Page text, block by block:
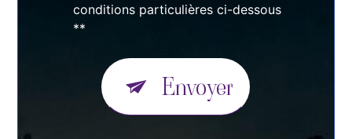
conditions particulières ci-dessous
**
Envoyer